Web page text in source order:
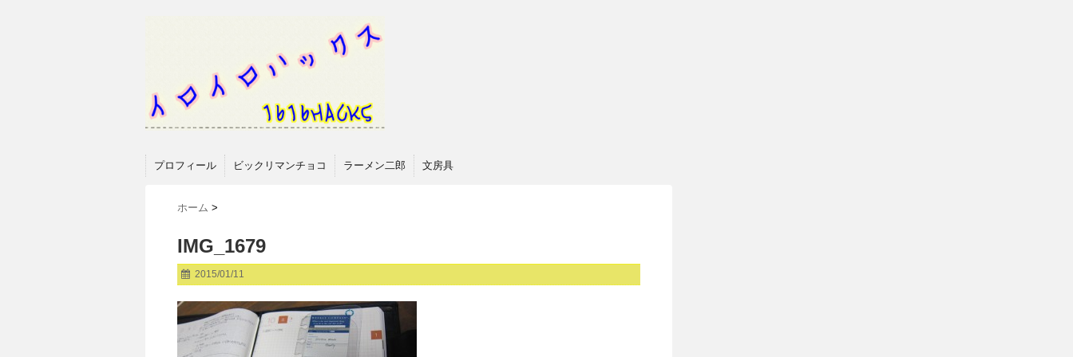
プロフィール ビックリマンチョコ ラーメン二郎 文房具
ホーム >
IMG_1679
2015/01/11